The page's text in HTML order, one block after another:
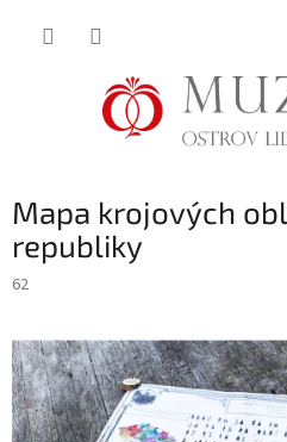
Mapa krojových
republiky
62